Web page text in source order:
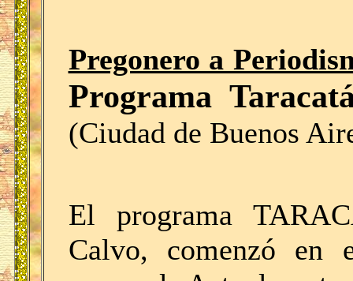
Pregonero a
Programa
(Ciudad de Buenos
El programa
Calvo, comenzó en